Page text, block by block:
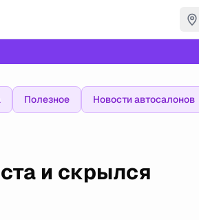
Полезное Новости автосалонов
и скрылся